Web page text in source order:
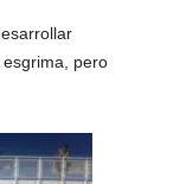
pero